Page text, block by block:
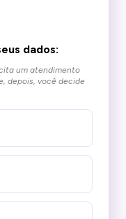
dados:
um atendimento
depois, você decide